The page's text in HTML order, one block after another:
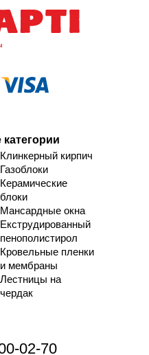
Клинкерный кирпич
Газоблоки
Керамические
блоки
Мансардные окна
Екструдированный
пенополистирол
Кровельные пленки
и мембраны
Лестницы на
чердак
02-70